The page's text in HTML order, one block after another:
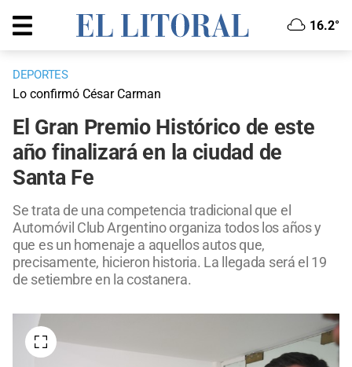
16.2°
DEPORTES
Lo confirmó César Carman
El Gran Premio Histórico de este
año finalizará en la ciudad de
Santa Fe
Se trata de una competencia tradicional que el
Automóvil Club Argentino organiza todos los años y
que es un homenaje a aquellos autos que,
precisamente, hicieron historia. La llegada será el 19
de setiembre en la costanera.